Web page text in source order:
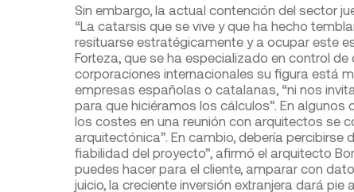
Sin embargo, la actual contención del sector
“La catarsis que se vive y que ha hecho
resituarse estratégicamente y a ocupar este
Forteza, que se ha especializado en control
corporaciones internacionales su figura está
empresas españolas o catalanas, “ni nos
para que hiciéramos los cálculos”. En
los costes en una reunión con arquitectos se
arquitectónica”. En cambio, debería percibirse
fiabilidad del proyecto”, afirmó el arquitecto
puedes hacer para el cliente, amparar con
juicio, la creciente inversión extranjera dará